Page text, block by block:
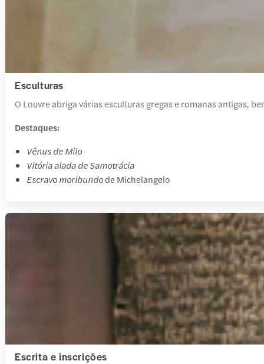
Esculturas
O Louvre abriga várias esculturas gregas e romanas antigas,
Destaques:
Vênus de Milo
Vitória alada de Samotrácia
Escravo moribundode Michelangelo
Escrita e inscrições